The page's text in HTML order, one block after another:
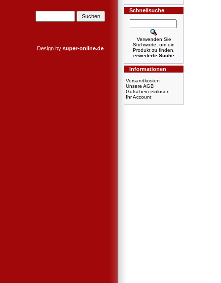
Design by super-online.de
Schnellsuche
Verwenden Sie
Stichworte, um ein
Produkt zu finden.
erweiterte Suche
Informationen
Versandkosten
Unsere AGB
Gutschein einlösen
Ihr Account